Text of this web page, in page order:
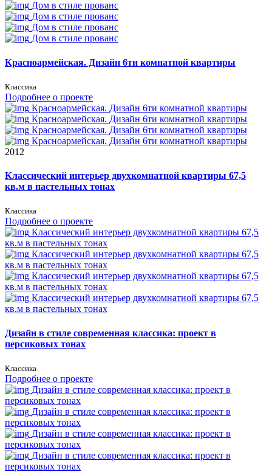
Дом в стиле прованс
Дом в стиле прованс
Дом в стиле прованс
Дом в стиле прованс
Красноармейская. Дизайн 6ти комнатной квартиры
Классика
Подробнее о проекте
Красноармейская. Дизайн 6ти комнатной квартиры
Красноармейская. Дизайн 6ти комнатной квартиры
Красноармейская. Дизайн 6ти комнатной квартиры
Красноармейская. Дизайн 6ти комнатной квартиры
2012
Классический интерьер двухкомнатной квартиры 67,5
кв.м в пастельных тонах
Классика
Подробнее о проекте
Классический интерьер двухкомнатной квартиры 67,5
кв.м в пастельных тонах
Классический интерьер двухкомнатной квартиры 67,5
кв.м в пастельных тонах
Классический интерьер двухкомнатной квартиры 67,5
кв.м в пастельных тонах
Классический интерьер двухкомнатной квартиры 67,5
кв.м в пастельных тонах
Дизайн в стиле современная классика: проект в
персиковых тонах
Классика
Подробнее о проекте
Дизайн в стиле современная классика: проект в
персиковых тонах
Дизайн в стиле современная классика: проект в
персиковых тонах
Дизайн в стиле современная классика: проект в
персиковых тонах
Дизайн в стиле современная классика: проект в
персиковых тонах